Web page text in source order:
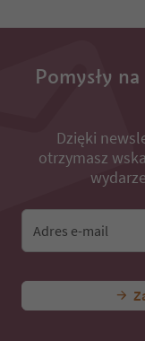
33
43
45
47
Pomysły
Dzięki
otrzymasz
Adres e-mail